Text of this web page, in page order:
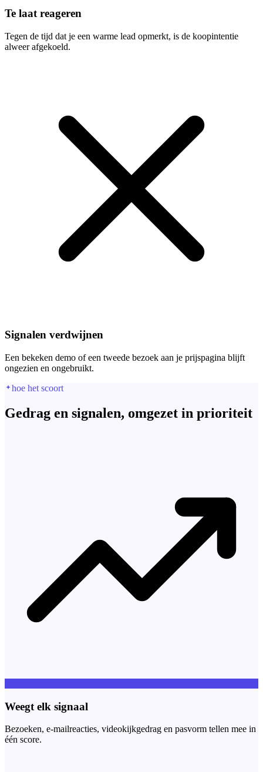
Te laat reageren
Tegen de tijd dat je een warme lead opmerkt, is de koopintentie
alweer afgekoeld.
Signalen verdwijnen
Een bekeken demo of een tweede bezoek aan je prijspagina blijft
ongezien en ongebruikt.
hoe het scoort
Gedrag en signalen, omgezet in prioriteit
Weegt elk signaal
Bezoeken, e-mailreacties, videokijkgedrag en pasvorm tellen mee in
één score.